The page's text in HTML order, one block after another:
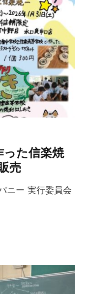
た信楽焼
売
ニー 実行委員会